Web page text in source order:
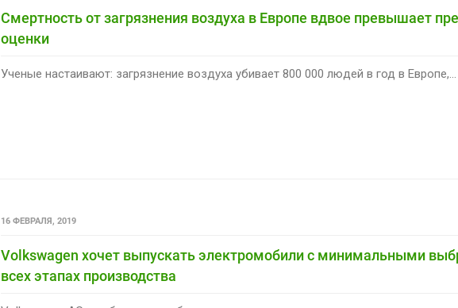
Смертность от загрязнения воздуха в Европе вдвое превышает
оценки
Ученые настаивают: загрязнение воздуха убивает 800 000 людей в год в Европе,...
16 ФЕВРАЛЯ, 2019
Volkswagen хочет выпускать электромобили с минимальными
всех этапах производства